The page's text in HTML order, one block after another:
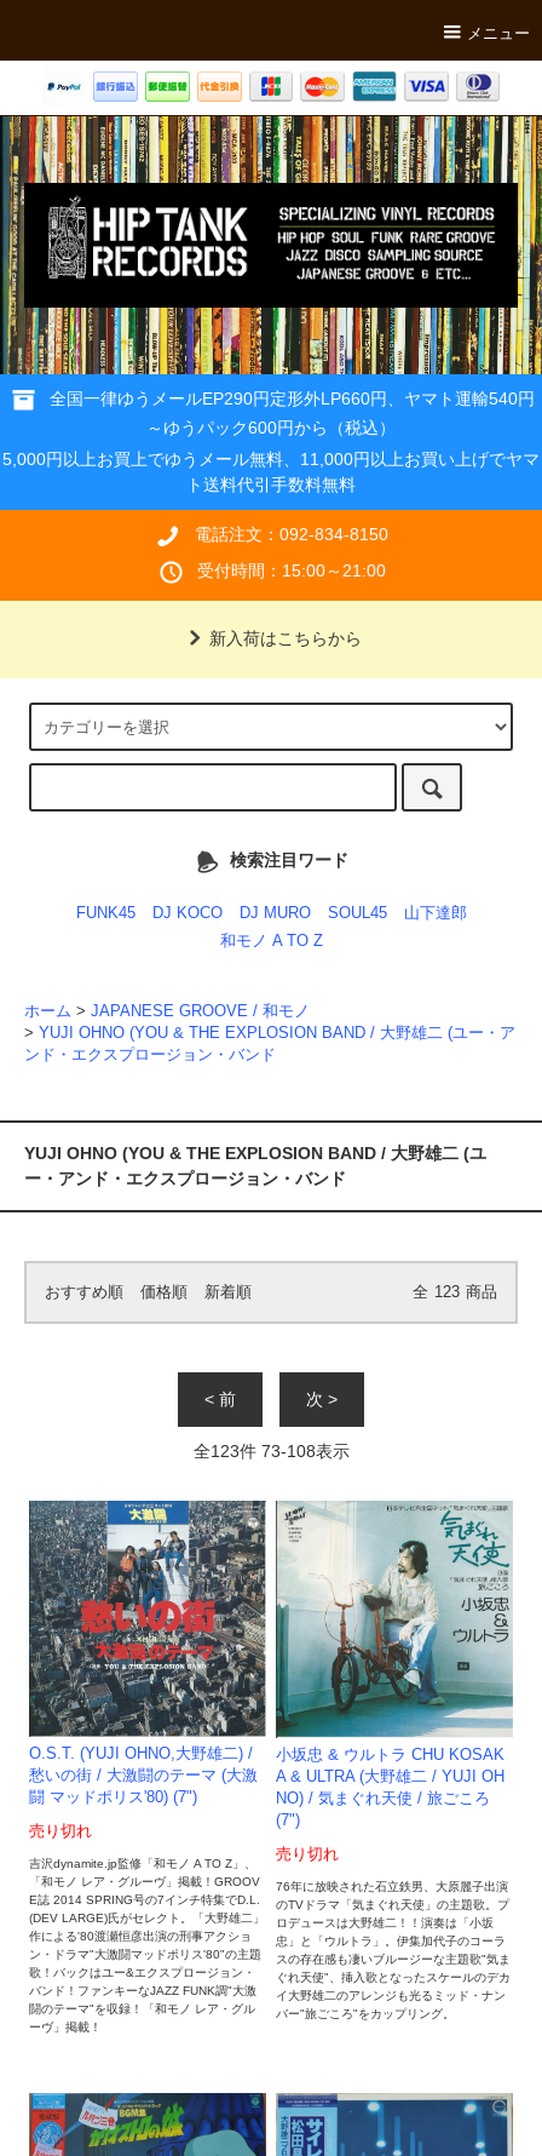
メニュー
全国一律ゆうメールEP290円定形外LP660円、ヤマト運輸540円
～ゆうパック600円から（税込）
5,000円以上お買上でゆうメール無料、11,000円以上お買い上げでヤマ
ト送料代引手数料無料
電話注文：092-834-8150
受付時間：15:00～21:00
新入荷はこちらから
検索注目ワード
FUNK45 DJ KOCO DJ MURO SOUL45
山下達郎
和モノ A TO Z
ホーム > JAPANESE GROOVE / 和モノ
> YUJI OHNO (YOU & THE EXPLOSION BAND / 大野雄二 (ユー・ア
ンド・エクスプロージョン・バンド
YUJI OHNO (YOU & THE EXPLOSION BAND / 大野雄二 (ユ
ー・アンド・エクスプロージョン・バンド
おすすめ順 価格順 新着順 全 123 商品
< 前 次 >
全123件 73-108表示
O.S.T. (YUJI OHNO,大野雄二) /
愁いの街 / 大激闘のテーマ (大激
闘 マッドポリス'80) (7")
売り切れ
吉沢dynamite.jp監修「和モノ A TO Z」、
「和モノ レア・グルーヴ」掲載！GROOV
E誌 2014 SPRING号の7インチ特集でD.L.
(DEV LARGE)氏がセレクト。「大野雄二」
作による'80渡瀬恒彦出演の刑事アクショ
ン・ドラマ"大激闘マッドポリス'80"の主題
歌！バックはユー&エクスプロージョン・
バンド！ファンキーなJAZZ FUNK調"大激
闘のテーマ"を収録！「和モノ レア・グル
ーヴ」掲載！
小坂忠 & ウルトラ CHU KOSAK
A & ULTRA (大野雄二 / YUJI OH
NO) / 気まぐれ天使 / 旅ごころ
(7")
売り切れ
76年に放映された石立鉄男、大原麗子出演
のTVドラマ「気まぐれ天使」の主題歌。プ
ロデュースは大野雄二！！演奏は「小坂
忠」と「ウルトラ」。伊集加代子のコーラ
スの存在感も凄いブルージーな主題歌"気ま
ぐれ天使"、挿入歌となったスケールのデカ
イ大野雄二のアレンジも光るミッド・ナン
バー"旅ごころ"をカップリング。